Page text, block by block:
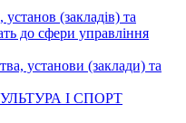
(закладів) та
до сфери управління
установи (заклади) та
І СПОРТ